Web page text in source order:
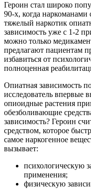
Героин стал широко
90-х, когда
тяжелый наркотик
зависимость уже с 1-2
можно только
предлагают пациентам
избавиться от
полноценная
Опиатная зависимость
исследователь впервые
опиоидные растения
обезболивающие
зависимость? Героин
средством, которое
самое наркогенное
вызывает:
психологическую
применения;
физическую